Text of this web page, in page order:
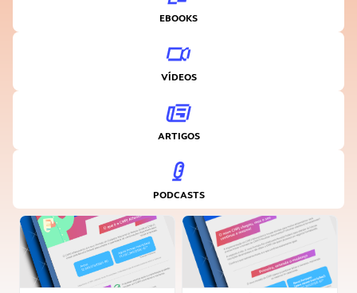
EBOOKS
VÍDEOS
ARTIGOS
PODCASTS